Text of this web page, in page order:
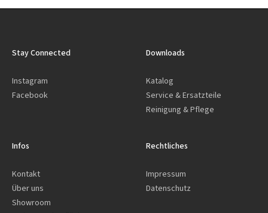
Stay Connected
Instagram
Facebook
Downloads
Katalog
Service & Ersatzteile
Reinigung & Pflege
Infos
Kontakt
Über uns
Showroom
Rechtliches
Impressum
Datenschutz